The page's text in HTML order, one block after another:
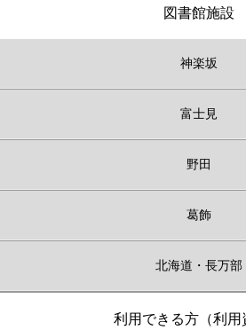
図書館施設
神楽坂
富士見
野田
葛飾
北海道・長万部
利用できる方（利用